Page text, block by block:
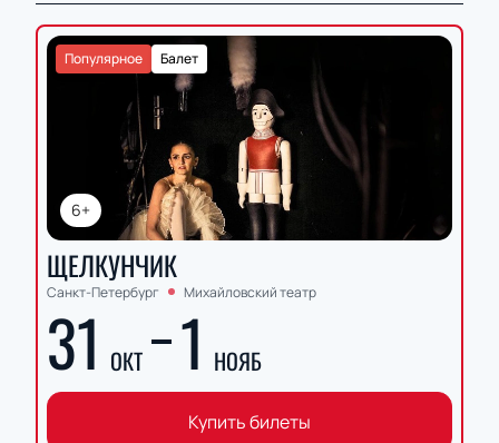
6+
Балет
Популярное
ЩЕЛКУНЧИК
Санкт-Петербург Михайловский театр
31 ОКТ 1 НОЯБ
Купить билеты